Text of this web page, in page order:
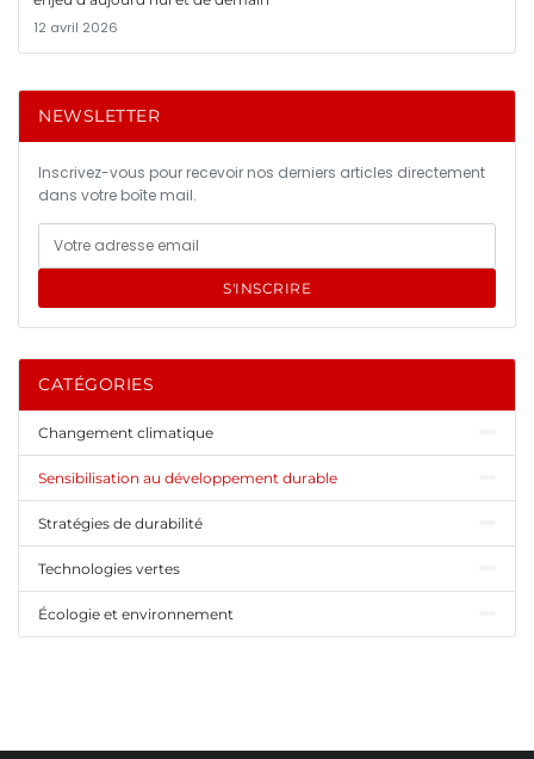
12 avril 2026
NEWSLETTER
Inscrivez-vous pour recevoir nos derniers articles directement
dans votre boîte mail.
S'INSCRIRE
CATÉGORIES
Changement climatique
Sensibilisation au développement durable
Stratégies de durabilité
Technologies vertes
Écologie et environnement